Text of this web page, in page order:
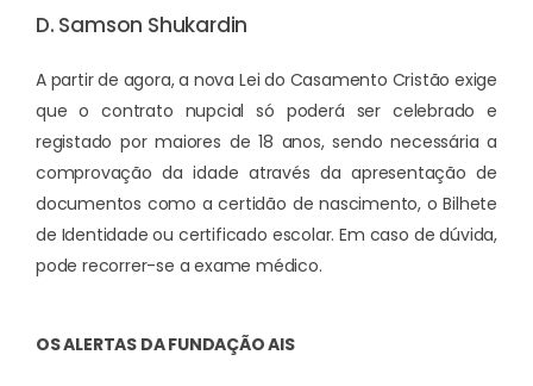
D. Samson Shukardin
A partir de agora, a nova Lei do Casamento Cristão exige
que o contrato nupcial só poderá ser celebrado e
registado por maiores de 18 anos, sendo necessária a
comprovação da idade através da apresentação de
documentos como a certidão de nascimento, o Bilhete
de Identidade ou certificado escolar. Em caso de dúvida,
pode recorrer-se a exame médico.
OS ALERTAS DA FUNDAÇÃO AIS